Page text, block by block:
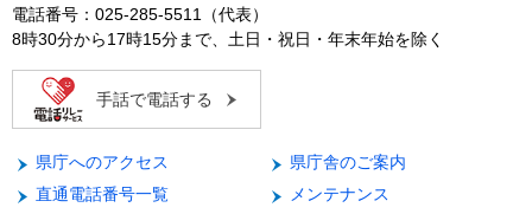
電話番号：025-285-5511（代表）
8時30分から17時15分まで、土日・祝日・年末年始を除く
手話で電話する
県庁へのアクセス
県庁舎のご案内
直通電話番号一覧
メンテナンス